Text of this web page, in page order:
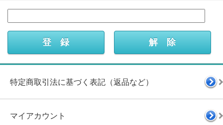
特定商取引法に基づく表記（返品など）
マイアカウント